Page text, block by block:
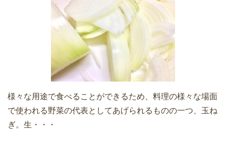
様々な用途で食べることができるため、料理の様々な場面
で使われる野菜の代表としてあげられるものの一つ、玉ね
ぎ。生・・・